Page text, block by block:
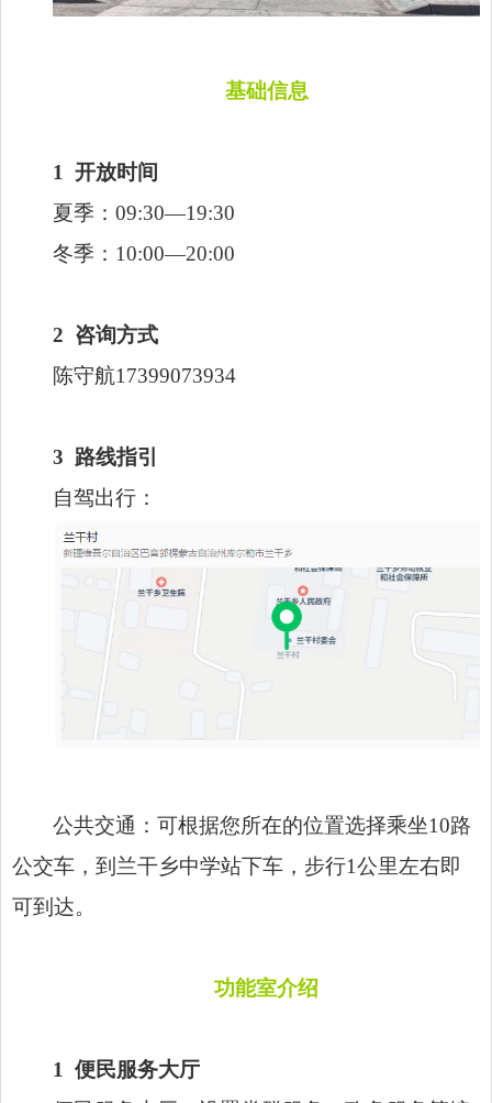
基础信息
1开放时间
夏季：09:30—19:30
冬季：10:00—20:00
2 咨询方式
陈守航17399073934
3 路线指引
自驾出行：
公共交通：可根据您所在的位置选择乘坐10路
公交车，到兰干乡中学站下车，步行1公里左右即
可到达。
功能室介绍
1便民服务大厅